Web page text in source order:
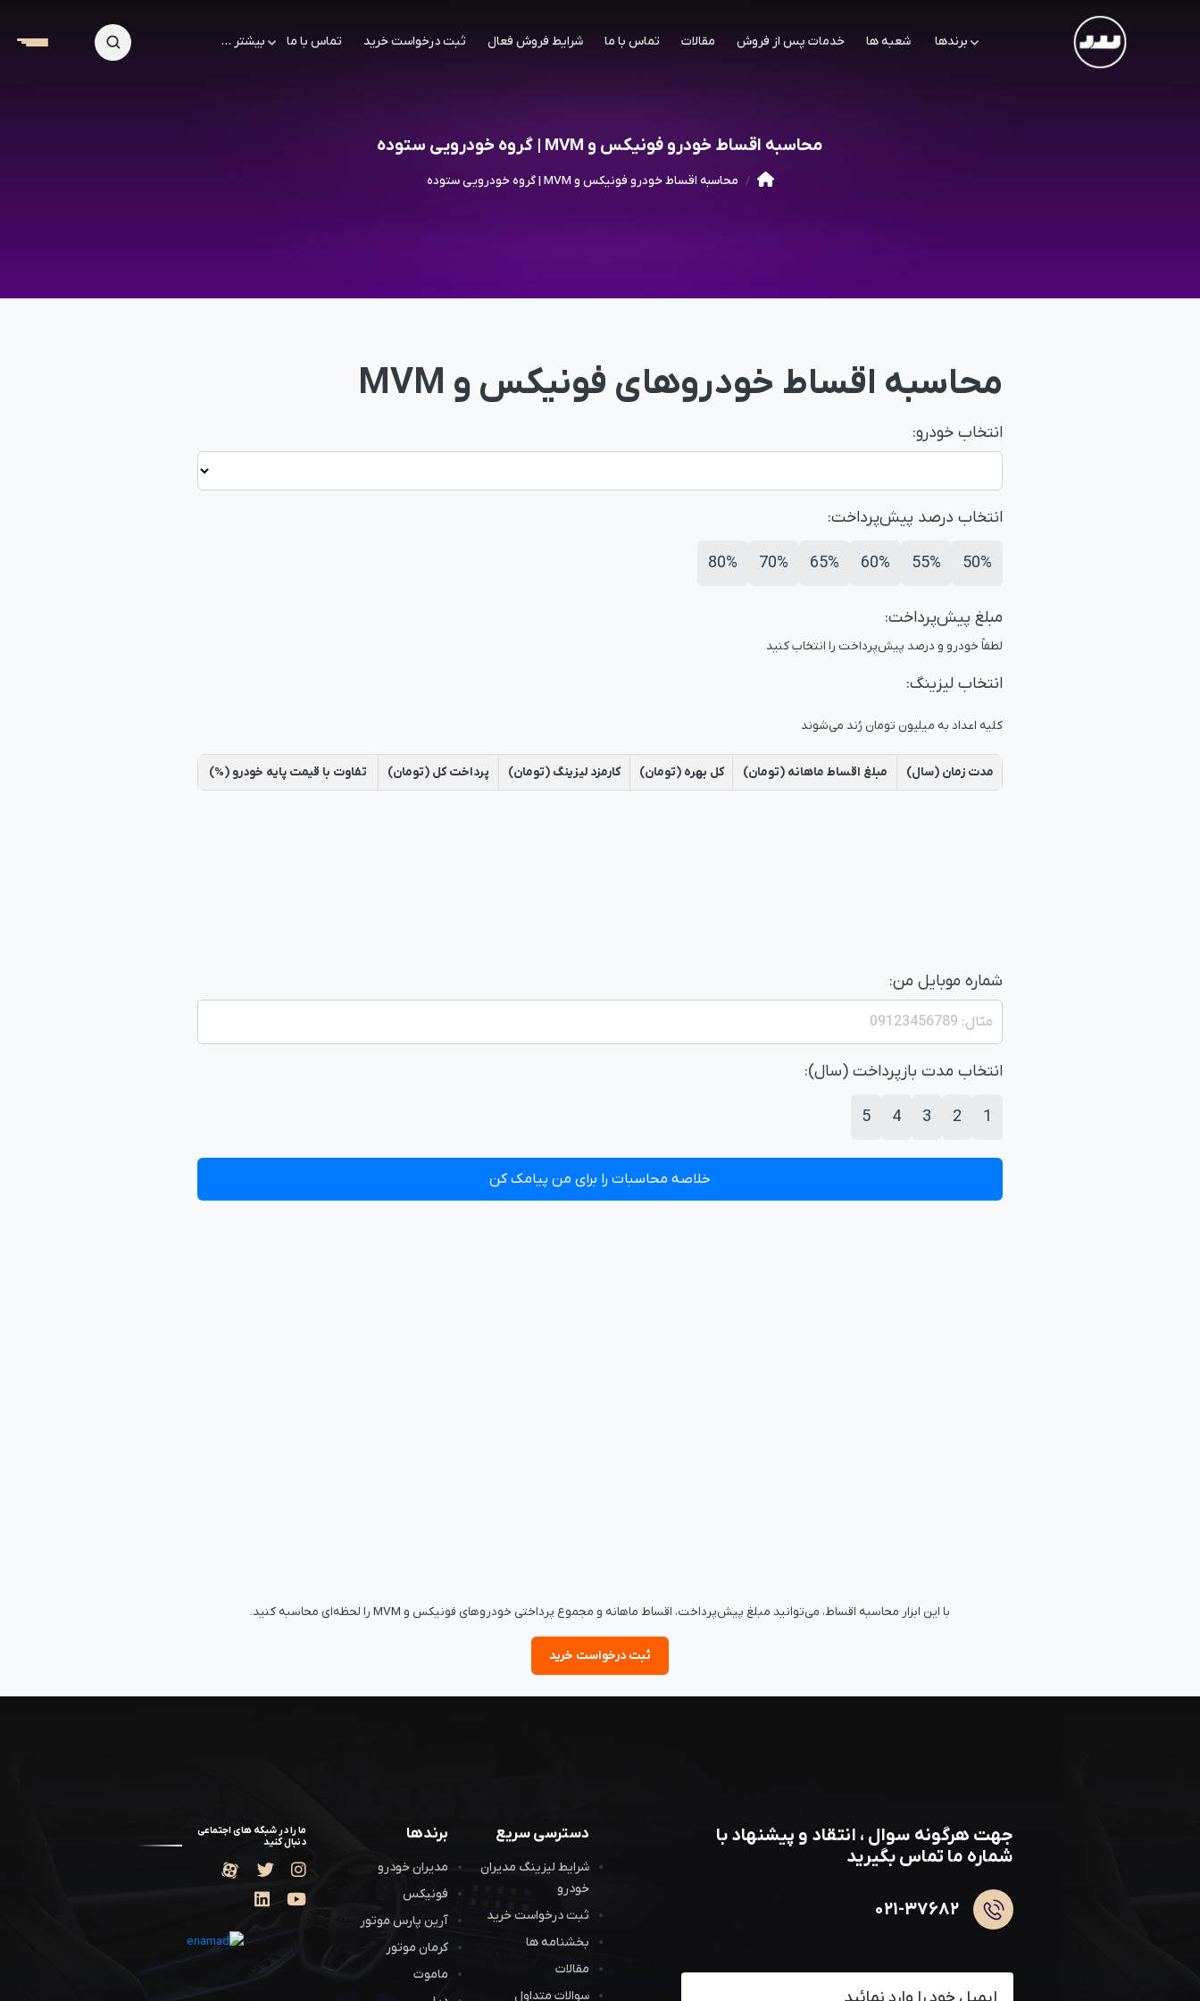
برندها شعبه ها خدمات پس از فروش مقالات تماس با ما شرایط فروش فعال ثبت درخواست خرید تماس با ما بیشتر ...
محاسبه اقساط خودرو فونیکس و MVM | گروه خودرویی ستوده
محاسبه اقساط خودرو فونیکس و MVM | گروه خودرویی ستوده
محاسبه اقساط خودروهای فونیکس و MVM
انتخاب خودرو:
انتخاب درصد پیش‌پرداخت:
50%
55%
60%
65%
70%
80%
مبلغ پیش‌پرداخت:
لطفاً خودرو و درصد پیش‌پرداخت را انتخاب کنید
انتخاب لیزینگ:
کلیه اعداد به میلیون تومان رُند می‌شوند
مدت زمان (سال) مبلغ اقساط ماهانه (تومان) کل بهره (تومان) کارمزد لیزینگ (تومان) پرداخت کل (تومان) تفاوت با قیمت پایه خودرو (%)
شماره موبایل من:
انتخاب مدت بازپرداخت (سال):
1
2
3
4
5
خلاصه محاسبات را برای من پیامک کن
با این ابزار محاسبه اقساط، می‌توانید مبلغ پیش‌پرداخت، اقساط ماهانه و مجموع پرداختی خودروهای فونیکس و MVM را لحظه‌ای محاسبه کنید.
ثبت درخواست خرید
جهت هرگونه سوال ، انتقاد و پیشنهاد با
شماره ما تماس بگیرید
۰۲۱-۳۷۶۸۲
عضویت در خبرنامه
دسترسی سریع
شرایط لیزینگ مدیران
خودرو
ثبت درخواست خرید
بخشنامه ها
مقالات
سوالات متداول
برندها
مدیران خودرو
فونیکس
آرین پارس موتور
کرمان موتور
ماموت
ما را در شبکه های اجتماعی
دنبال کنید